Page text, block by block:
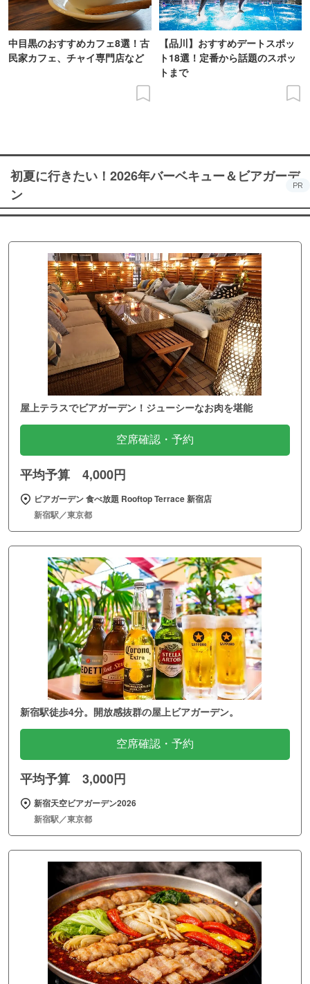
中目黒のおすすめカフェ8選！古
民家カフェ、チャイ専門店など
【品川】おすすめデートスポッ
ト18選！定番から話題のスポッ
トまで
初夏に行きたい！2026年バーベキュー＆ビアガーデ
ン
PR
屋上テラスでビアガーデン！ジューシーなお肉を堪能
空席確認・予約
平均予算 4,000円
ビアガーデン 食べ放題 Rooftop Terrace 新宿店
新宿駅／東京都
新宿駅徒歩4分。開放感抜群の屋上ビアガーデン。
空席確認・予約
平均予算 3,000円
新宿天空ビアガーデン2026
新宿駅／東京都